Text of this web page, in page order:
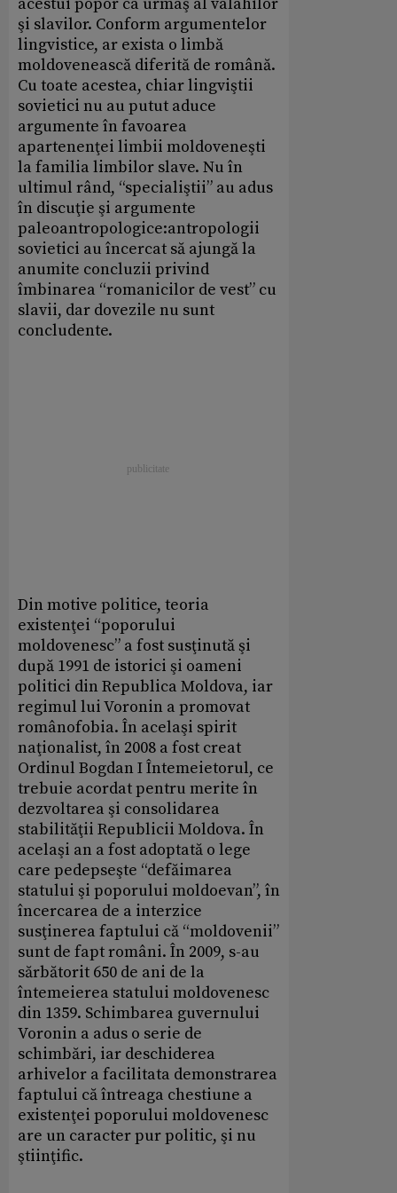
şi slavilor. Conform argumentelor
lingvistice, ar exista o limbă
moldovenească diferită de română.
Cu toate acestea, chiar lingviştii
sovietici nu au putut aduce
argumente în favoarea
apartenenţei limbii moldoveneşti
la familia limbilor slave. Nu în
ultimul rând, “specialiştii” au adus
în discuţie şi argumente
paleoantropologice:antropologii
sovietici au încercat să ajungă la
anumite concluzii privind
îmbinarea “romanicilor de vest” cu
slavii, dar dovezile nu sunt
concludente.
Din motive politice, teoria
existenţei “poporului
moldovenesc” a fost susţinută şi
după 1991 de istorici şi oameni
politici din Republica Moldova, iar
regimul lui Voronin a promovat
românofobia. În acelaşi spirit
naţionalist, în 2008 a fost creat
Ordinul Bogdan I Întemeietorul, ce
trebuie acordat pentru merite în
dezvoltarea şi consolidarea
stabilităţii Republicii Moldova. În
acelaşi an a fost adoptată o lege
care pedepseşte “defăimarea
statului şi poporului moldoevan”, în
încercarea de a interzice
susţinerea faptului că “moldovenii”
sunt de fapt români. În 2009, s-au
sărbătorit 650 de ani de la
întemeierea statului moldovenesc
din 1359. Schimbarea guvernului
Voronin a adus o serie de
schimbări, iar deschiderea
arhivelor a facilitata demonstrarea
faptului că întreaga chestiune a
existenţei poporului moldovenesc
are un caracter pur politic, şi nu
ştiinţific.